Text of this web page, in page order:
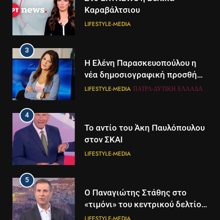
LIFESTYLE-MEDIA
του ΣΚΑΪ στην Πάτρα
LIFESTYLE-MEDIA ΠΆΤΡΑ-ΔΥΤΙΚΉ ΕΛΛΆΔΑ
4
5
ειδήσεων της ΕΡΤ
LIFESTYLE-MEDIA
5
Διάστημα: Εντοπίστηκαν για
πρώτη φορά ενδείξεις για τον
άνεμο που εκπέμπει η μαύρη